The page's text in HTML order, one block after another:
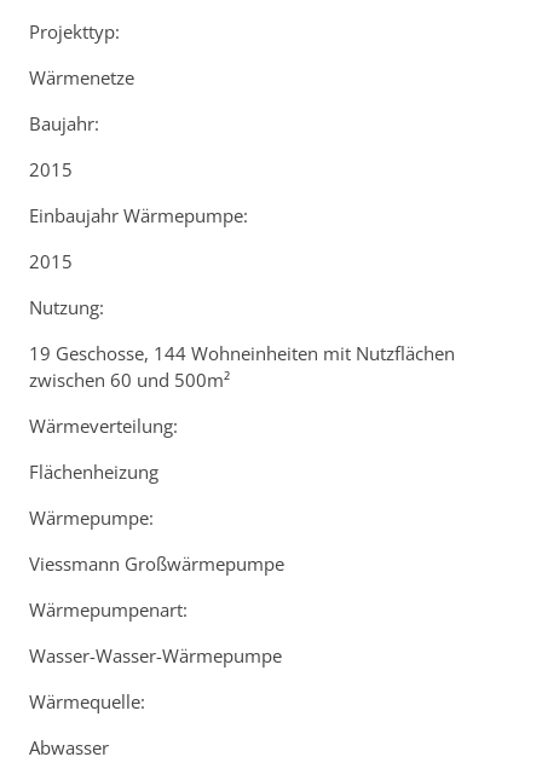
Projekttyp:
Wärmenetze
Baujahr:
2015
Einbaujahr Wärmepumpe:
2015
Nutzung:
19 Geschosse, 144 Wohneinheiten mit Nutzflächen
zwischen 60 und 500m²
Wärmeverteilung:
Flächenheizung
Wärmepumpe:
Viessmann Großwärmepumpe
Wärmepumpenart:
Wasser-Wasser-Wärmepumpe
Wärmequelle:
Abwasser